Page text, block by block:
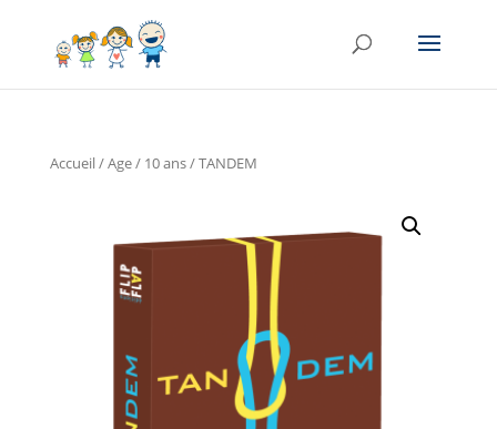
Accueil/Age/ 10 ans/ TANDEM